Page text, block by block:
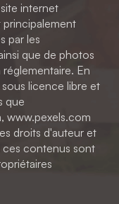
internet
par les
que de photos
En
licence libre et
que
www.pexels.com
droits d'auteur et
ces contenus sont